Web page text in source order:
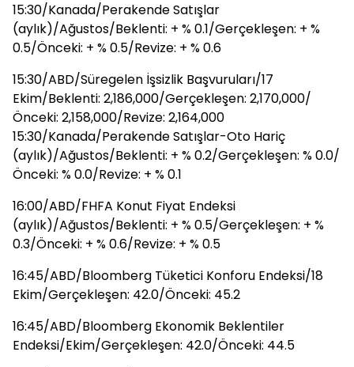
15:30/Kanada/Perakende Satışlar
(aylık)/Ağustos/Beklenti: + % 0.1/Gerçekleşen: + %
0.5/Önceki: + % 0.5/Revize: + % 0.6
15:30/ABD/Süregelen İşsizlik Başvuruları/17
Ekim/Beklenti: 2,186,000/Gerçekleşen: 2,170,000/
Önceki: 2,158,000/Revize: 2,164,000
15:30/Kanada/Perakende Satışlar-Oto Hariç
(aylık)/Ağustos/Beklenti: + % 0.2/Gerçekleşen: % 0.0/
Önceki: % 0.0/Revize: + % 0.1
16:00/ABD/FHFA Konut Fiyat Endeksi
(aylık)/Ağustos/Beklenti: + % 0.5/Gerçekleşen: + %
0.3/Önceki: + % 0.6/Revize: + % 0.5
16:45/ABD/Bloomberg Tüketici Konforu Endeksi/18
Ekim/Gerçekleşen: 42.0/Önceki: 45.2
16:45/ABD/Bloomberg Ekonomik Beklentiler
Endeksi/Ekim/Gerçekleşen: 42.0/Önceki: 44.5